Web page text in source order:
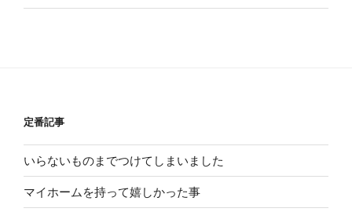
定番記事
いらないものまでつけてしまいました
マイホームを持って嬉しかった事